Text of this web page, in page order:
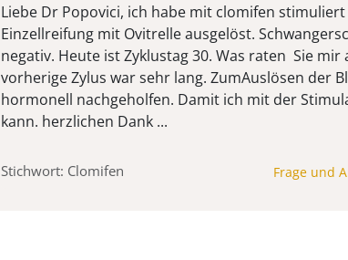
Liebe Dr Popovici, ich habe mit clomifen
Einzellreifung mit Ovitrelle ausgelöst.
negativ. Heute ist Zyklustag 30. Was raten Sie mir
vorherige Zylus war sehr lang. ZumAuslösen der
hormonell nachgeholfen. Damit ich mit der
kann. herzlichen Dank ...
Stichwort: Clomifen Frage und